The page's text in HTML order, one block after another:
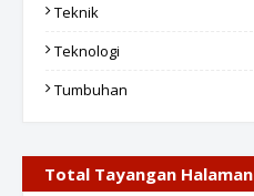
Teknik
Teknologi
Tumbuhan
Total Tayangan Halaman